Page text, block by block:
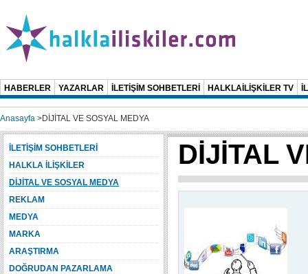
HABERLER YAZARLAR İLETİŞİM SOHBETLERİ HALKLAİLİŞKİLER TV
Anasayfa >DİJİTAL VE SOSYAL MEDYA
DİJİTAL
İLETİŞİM SOHBETLERİ
HALKLA İLİŞKİLER
DİJİTAL VE SOSYAL MEDYA
REKLAM
MEDYA
MARKA
ARAŞTIRMA
DOĞRUDAN PAZARLAMA